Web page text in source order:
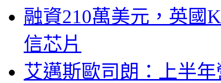
融資210萬美元，英國
信芯片
艾邁斯歐司朗：上半